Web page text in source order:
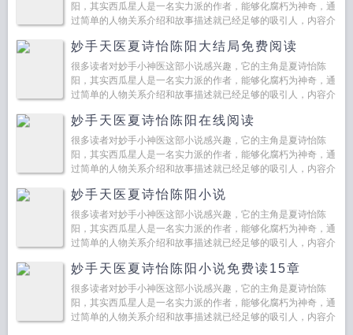
阳，其实西瓜星人是一名实力派的作者，能够化腐朽为神奇，通
过简单的人物关系介绍和故事描述就已经足够的吸引人，内容介
妙手天医夏诗怡陈阳大结局免费阅读
很多读者对妙手小神医这部小说感兴趣，它的主角是夏诗怡陈
阳，其实西瓜星人是一名实力派的作者，能够化腐朽为神奇，通
过简单的人物关系介绍和故事描述就已经足够的吸引人，内容介
妙手天医夏诗怡陈阳在线阅读
很多读者对妙手小神医这部小说感兴趣，它的主角是夏诗怡陈
阳，其实西瓜星人是一名实力派的作者，能够化腐朽为神奇，通
过简单的人物关系介绍和故事描述就已经足够的吸引人，内容介
妙手天医夏诗怡陈阳小说
很多读者对妙手小神医这部小说感兴趣，它的主角是夏诗怡陈
阳，其实西瓜星人是一名实力派的作者，能够化腐朽为神奇，通
过简单的人物关系介绍和故事描述就已经足够的吸引人，内容介
妙手天医夏诗怡陈阳小说免费读15章
很多读者对妙手小神医这部小说感兴趣，它的主角是夏诗怡陈
阳，其实西瓜星人是一名实力派的作者，能够化腐朽为神奇，通
过简单的人物关系介绍和故事描述就已经足够的吸引人，内容介